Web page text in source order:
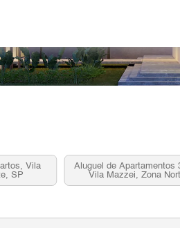
Vila
SP
Aluguel de Apartamentos
Vila Mazzei, Zona